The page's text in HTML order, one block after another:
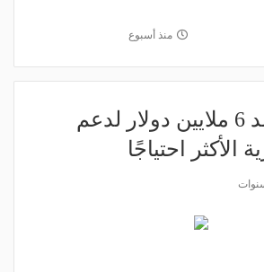
منذ أسبوع
بيراميدز يرصد 6 ملايين دولار لدعم
الأكثر احتياجًا